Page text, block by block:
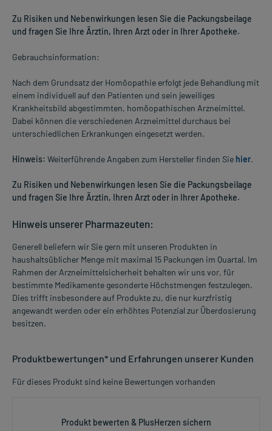
Zu Risiken und Nebenwirkungen lesen Sie die Packungsbeilage
und fragen Sie Ihre Ärztin, Ihren Arzt oder in Ihrer Apotheke.
Gebrauchsinformation:
Nach dem Grundsatz der Homöopathie erfolgt jede Behandlung mit
einem individuell auf den Patienten und sein jeweiliges
Krankheitsbild abgestimmten, homöopathischen Arzneimittel.
Dabei können die verschiedenen Arzneimittel durchaus bei
unterschiedlichen Erkrankungen eingesetzt werden.
Hinweis: Weiterführende Angaben zum Hersteller finden Sie hier.
Zu Risiken und Nebenwirkungen lesen Sie die Packungsbeilage
und fragen Sie Ihre Ärztin, Ihren Arzt oder in Ihrer Apotheke.
Hinweis unserer Pharmazeuten:
Generell beliefern wir Sie gern mit unseren Produkten in
haushaltsüblicher Menge mit maximal 15 Packungen im Quartal. Im
Rahmen der Arzneimittelsicherheit behalten wir uns vor, für
bestimmte Medikamente gesonderte Höchstmengen festzulegen.
Dies trifft insbesondere auf Produkte zu, die nur kurzfristig
angewandt werden oder ein erhöhtes Potenzial zur Überdosierung
besitzen.
Produktbewertungen* und Erfahrungen unserer Kunden
Für dieses Produkt sind keine Bewertungen vorhanden
Produkt bewerten & PlusHerzen sichern